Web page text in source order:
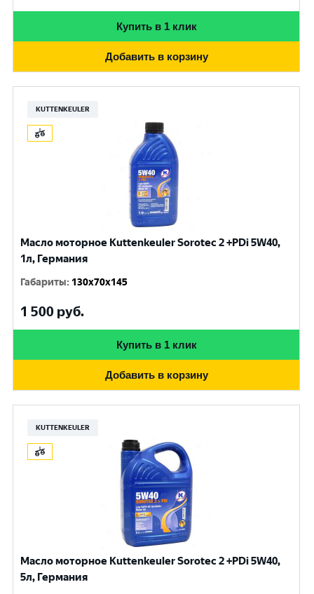
Купить в 1 клик
Добавить в корзину
KUTTENKEULER
Масло моторное Kuttenkeuler Sorotec 2 +PDi 5W40,
1л, Германия
Габариты: 130x70x145
1 500 руб.
Купить в 1 клик
Добавить в корзину
KUTTENKEULER
Масло моторное Kuttenkeuler Sorotec 2 +PDi 5W40,
5л, Германия